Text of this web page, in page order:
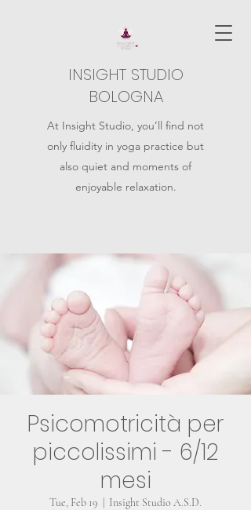
INSIGHT STUDIO
BOLOGNA
At Insight Studio, you’ll find not
only fluidity in yoga practice but
also quiet and moments of
enjoyable relaxation.
Psicomotricità per
piccolissimi - 6/12
mesi
Tue, Feb 19 Insight Studio A.S.D.